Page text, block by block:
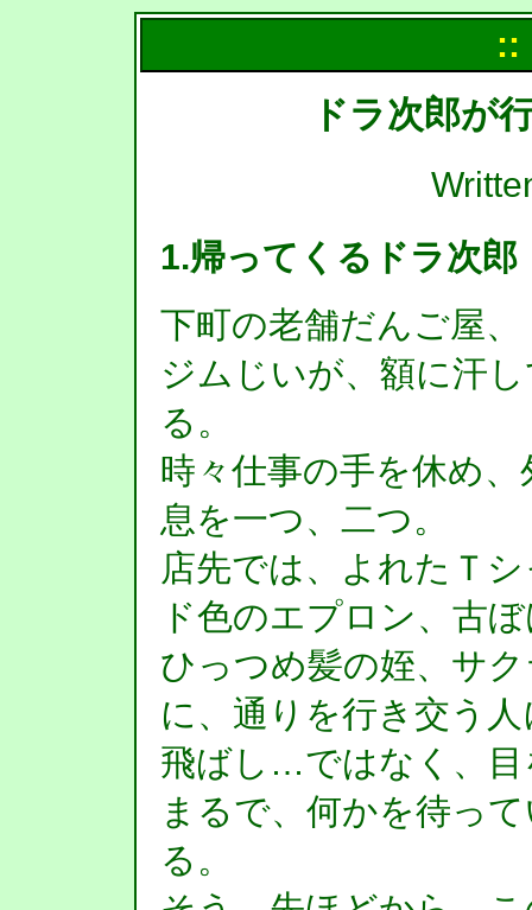
::
ドラ次郎が
1.帰ってくるドラ次郎
下町の老舗だんご屋
ジムじいが、額に汗
る。
時々仕事の手を休め
息を一つ、二つ。
店先では、よれたＴ
ド色のエプロン、古
ひっつめ髪の姪、サ
に、通りを行き交う
飛ばし…ではなく、目
まるで、何かを待っ
る。